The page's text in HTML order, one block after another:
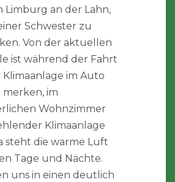
Limburg an der Lahn,
Schwester zu
Von der aktuellen
ist während der Fahrt
im Auto
merken, im
Wohnzimmer
Klimaanlage
steht die warme Luft
Tage und Nächte.
uns in einen deutlich